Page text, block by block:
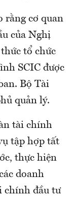
rằng cơ quan
của Nghị
tổ chức
SCIC được
Bộ Tài
quản lý.
tài chính
tập hợp tất
thực hiện
doanh
chính đầu tư